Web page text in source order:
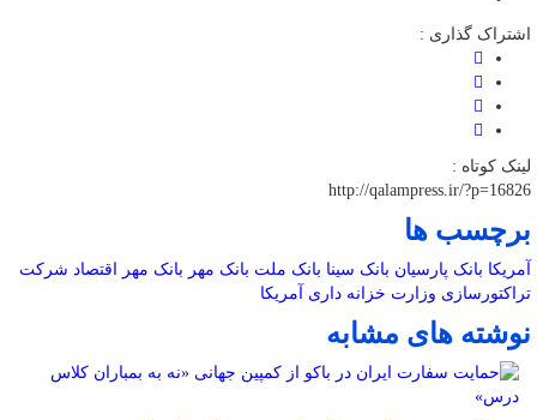
اشتراک گذاری :
لینک کوتاه :
http://qalampress.ir/?p=16826
برچسب ها
آمریکا بانک پارسیان بانک سینا بانک ملت بانک مهر بانک مهر اقتصاد شرکت
تراکتورسازی وزارت خزانه داری آمریکا
نوشته های مشابه